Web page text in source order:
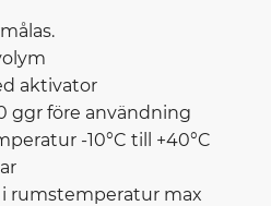
aktivator
ggr före användning
-10°C till +40°C
i rumstemperatur max